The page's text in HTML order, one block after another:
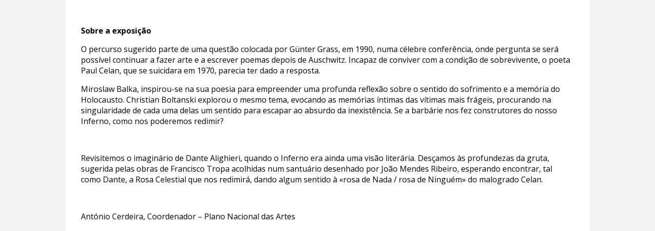
Sobre a exposição
O percurso sugerido parte de uma questão colocada por Günter Grass, em 1990, numa célebre conferência, onde pergunta se será
possível continuar a fazer arte e a escrever poemas depois de Auschwitz. Incapaz de conviver com a condição de sobrevivente, o poeta
Paul Celan, que se suicidara em 1970, parecia ter dado a resposta.
Miroslaw Balka, inspirou-se na sua poesia para empreender uma profunda reflexão sobre o sentido do sofrimento e a memória do
Holocausto. Christian Boltanski explorou o mesmo tema, evocando as memórias íntimas das vítimas mais frágeis, procurando na
singularidade de cada uma delas um sentido para escapar ao absurdo da inexistência. Se a barbárie nos fez construtores do nosso
Inferno, como nos poderemos redimir?
Revisitemos o imaginário de Dante Alighieri, quando o Inferno era ainda uma visão literária. Desçamos às profundezas da gruta,
sugerida pelas obras de Francisco Tropa acolhidas num santuário desenhado por João Mendes Ribeiro, esperando encontrar, tal
como Dante, a Rosa Celestial que nos redimirá, dando algum sentido à «rosa de Nada / rosa de Ninguém» do malogrado Celan.
António Cerdeira, Coordenador – Plano Nacional das Artes